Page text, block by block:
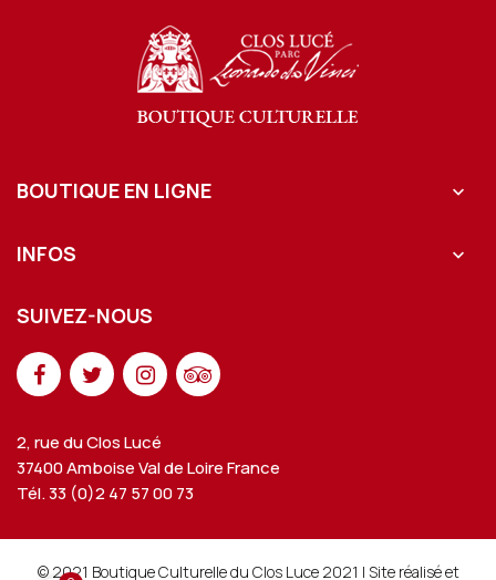
BOUTIQUE EN LIGNE 
INFOS 
SUIVEZ-NOUS
2, rue du Clos Lucé
37400 Amboise Val de Loire France
Tél. 33 (0)2 47 57 00 73
© 2021 Boutique Culturelle du Clos Luce 2021 | Site réalisé et